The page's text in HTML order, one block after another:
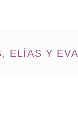
ELÍAS Y EVA